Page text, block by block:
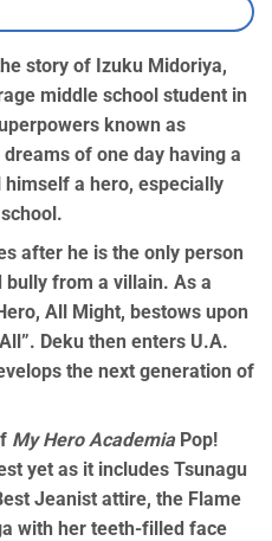
story of Izuku Midoriya,
middle school student in
known as
of one day having a
a hero, especially
after he is the only person
bully from a villain. As a
All Might, bestows upon
Deku then enters U.A.
the next generation of
My Hero AcademiaPop!
yet as it includes Tsunagu
Jeanist attire, the Flame
with her teeth-filled face